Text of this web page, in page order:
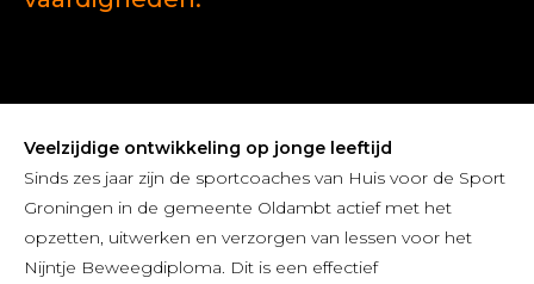
Veelzijdige ontwikkeling op jonge leeftijd
Sinds zes jaar zijn de sportcoaches van Huis voor de Sport
Groningen in de gemeente Oldambt actief met het
opzetten, uitwerken en verzorgen van lessen voor het
Nijntje Beweegdiploma. Dit is een effectief